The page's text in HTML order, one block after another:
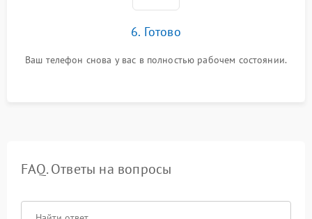
6. Готово
Ваш телефон снова у вас в полностью рабочем состоянии.
FAQ. Ответы на вопросы